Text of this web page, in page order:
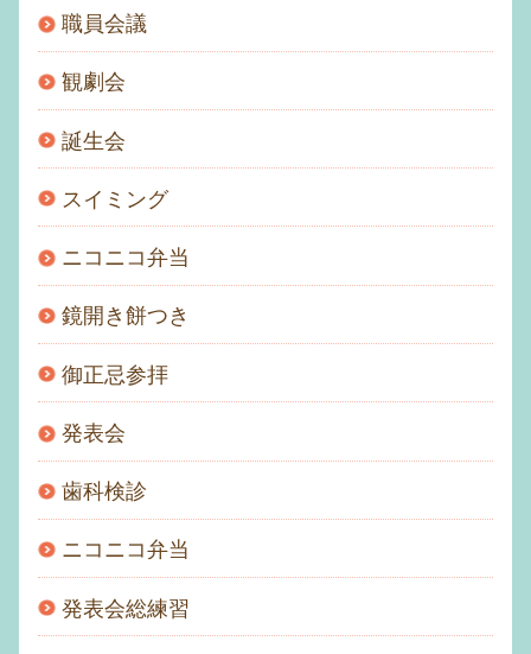
職員会議
観劇会
誕生会
スイミング
ニコニコ弁当
鏡開き餅つき
御正忌参拝
発表会
歯科検診
ニコニコ弁当
発表会総練習